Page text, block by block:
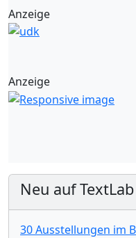
Anzeige
Anzeige
Neu auf TextLab
30 Ausstellungen im